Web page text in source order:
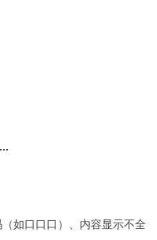
如口口口）、内容显示不全